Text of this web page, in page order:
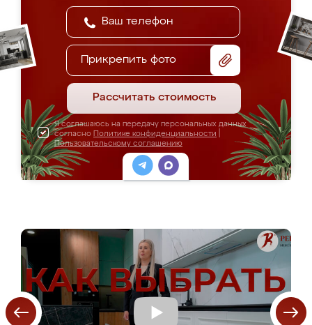
Прикрепить фото
Рассчитать стоимость
Я соглашаюсь на передачу персональных данных
согласно Политике конфиденциальности
Пользовательскому соглашению